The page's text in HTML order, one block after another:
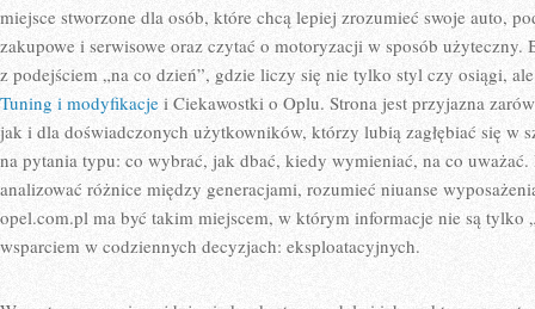
miejsce stworzone dla osób, które chcą lepiej zrozumieć swoje auto,
zakupowe i serwisowe oraz czytać o motoryzacji w sposób użyteczny.
z podejściem „na co dzień”, gdzie liczy się nie tylko styl czy osiągi,
Tuning i modyfikacje i Ciekawostki o Oplu. Strona jest przyjazna
jak i dla doświadczonych użytkowników, którzy lubią zagłębiać się w
na pytania typu: co wybrać, jak dbać, kiedy wymieniać, na co
analizować różnice między generacjami, rozumieć niuanse
opel.com.pl ma być takim miejscem, w którym informacje nie są tylko
wsparciem w codziennych decyzjach: eksploatacyjnych.